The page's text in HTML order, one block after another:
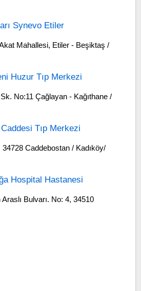
Synevo Etiler
Mahallesi, Etiler - Beşiktaş /
Huzur Tıp Merkezi
No:11 Çağlayan - Kağıthane /
Tıp Merkezi
Caddebostan / Kadıköy/
Hospital Hastanesi
Bulvarı. No: 4, 34510